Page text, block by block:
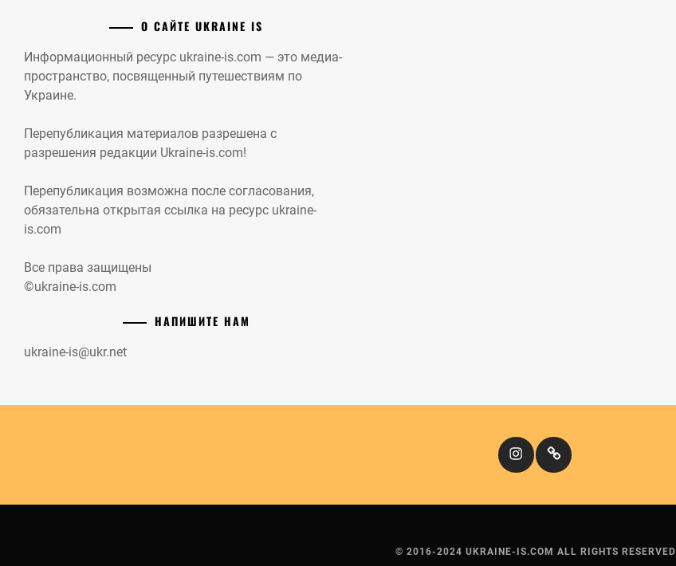
О САЙТЕ UKRAINE IS
Информационный ресурс ukraine-is.com — это медиа-
пространство, посвященный путешествиям по
Украине.
Перепубликация материалов разрешена с
разрешения редакции Ukraine-is.com!
Перепубликация возможна после согласования,
обязательна открытая ссылка на ресурс ukraine-
is.com
Все права защищены
©ukraine-is.com
НАПИШИТЕ НАМ
ukraine-is@ukr.net
InstagramКіномандри
© 2016-2024 UKRAINE-IS.COM ALL RIGHTS RESERVED